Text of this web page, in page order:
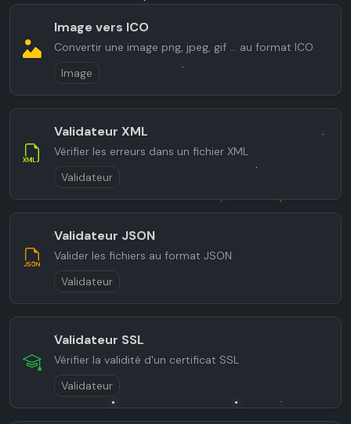
Image vers ICO
Convertir une image png, jpeg, gif ... au format ICO
Image
Validateur XML
Vérifier les erreurs dans un fichier XML
Validateur
Validateur JSON
Valider les fichiers au format JSON
Validateur
Validateur SSL
Vérifier la validité d'un certificat SSL
Validateur